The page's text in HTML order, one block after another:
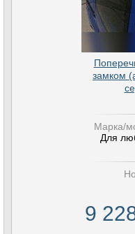
замком
Марка/
Для
9